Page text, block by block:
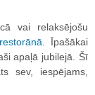
vai relaksējošu
. Īpašākai
apaļā jubilejā. Šī
sev, iespējams,